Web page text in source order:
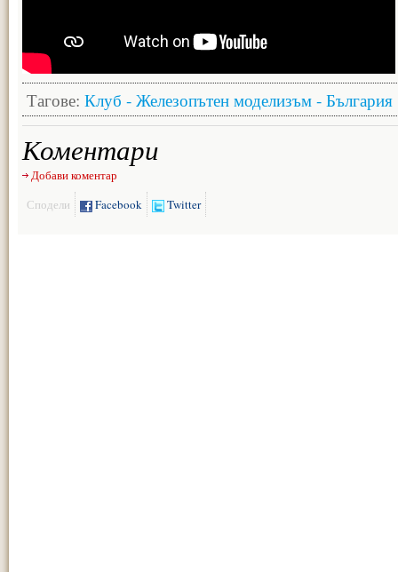
Тагове: Клуб - Железопътен моделизъм - България
Коментари
Добави коментар
Сподели
Facebook Twitter